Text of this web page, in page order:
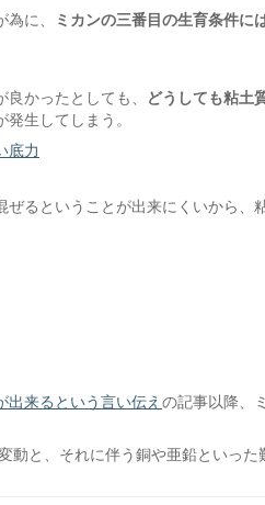
に、 ミカンの三番目の生育条件に
かったとしても、
どうしても粘土
発生してしまう。
底力
ぜるということが出来にくいから、
来るという言い伝え の記事以降、
動と、それに伴う銅や亜鉛といっ